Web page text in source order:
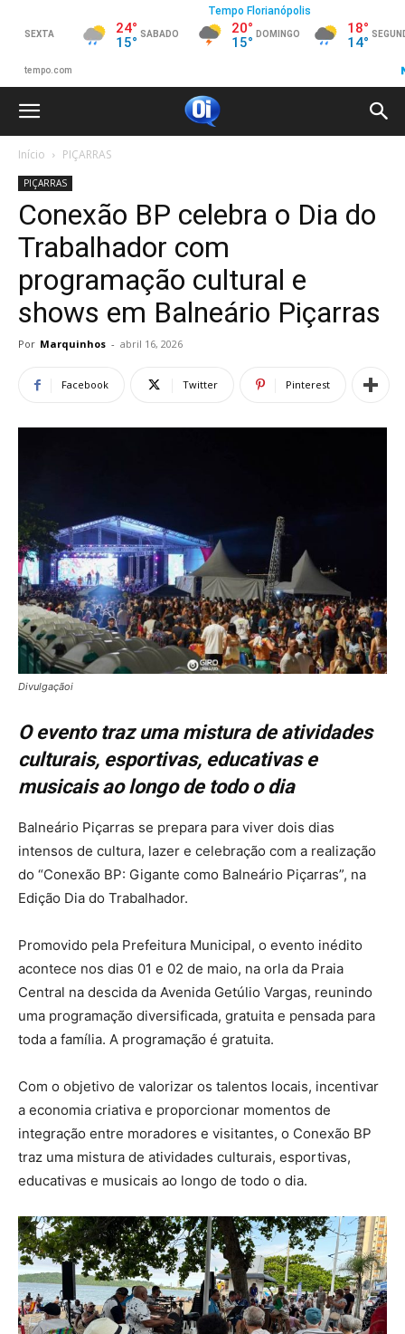
Início PIÇARRAS
PIÇARRAS
Conexão BP celebra o Dia do
Trabalhador com
programação cultural e
shows em Balneário Piçarras
Por Marquinhos - abril 16, 2026
Facebook Twitter Pinterest
Divulgaçãoi
O evento traz uma mistura de atividades
culturais, esportivas, educativas e
musicais ao longo de todo o dia
Balneário Piçarras se prepara para viver dois dias
intensos de cultura, lazer e celebração com a realização
do “Conexão BP: Gigante como Balneário Piçarras”, na
Edição Dia do Trabalhador.
Promovido pela Prefeitura Municipal, o evento inédito
acontece nos dias 01 e 02 de maio, na orla da Praia
Central na descida da Avenida Getúlio Vargas, reunindo
uma programação diversificada, gratuita e pensada para
toda a família. A programação é gratuita.
Com o objetivo de valorizar os talentos locais, incentivar
a economia criativa e proporcionar momentos de
integração entre moradores e visitantes, o Conexão BP
traz uma mistura de atividades culturais, esportivas,
educativas e musicais ao longo de todo o dia.